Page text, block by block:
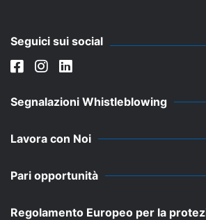
Seguici sui social
Segnalazioni Whistleblowing
Lavora con Noi
Pari opportunità
Regolamento Europeo per la